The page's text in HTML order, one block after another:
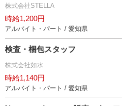
株式会社STELLA
時給1,200円
アルバイト・パート / 愛知県
検査・梱包スタッフ
株式会社如水
時給1,140円
アルバイト・パート / 愛知県